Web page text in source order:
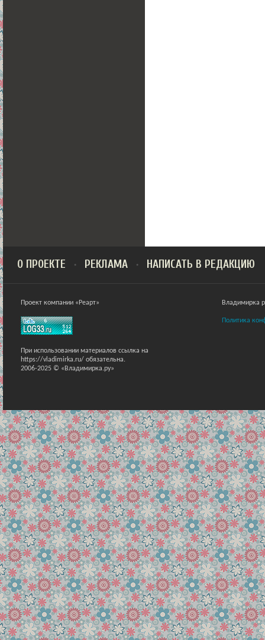
О ПРОЕКТЕ РЕКЛАМА НАПИСАТЬ В РЕДАКЦИЮ
Проект компании «Реарт»
При использовании материалов ссылка на
https://vladimirka.ru/ обязательна.
2006-2025 © «Владимирка.ру»
Владимирка
Политика